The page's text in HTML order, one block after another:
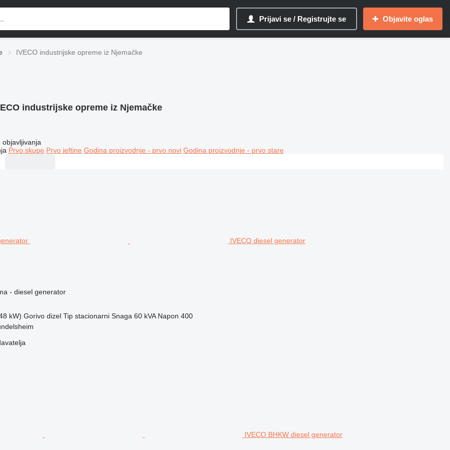
Prijavi se / Registrujte se Objavite oglas
IVECO industrijske opreme iz Njemačke
industrijske opreme iz Njemačke
objavljivanja
Prvo skupe Prvo jeftine Godina proizvodnje - prvo novi Godina proizvodnje - prvo stare
IVECO diesel generator
- diesel generator
kW) Gorivo dizel Tip stacionarni Snaga 60 kVA Napon 400
IVECO BHKW diesel generator